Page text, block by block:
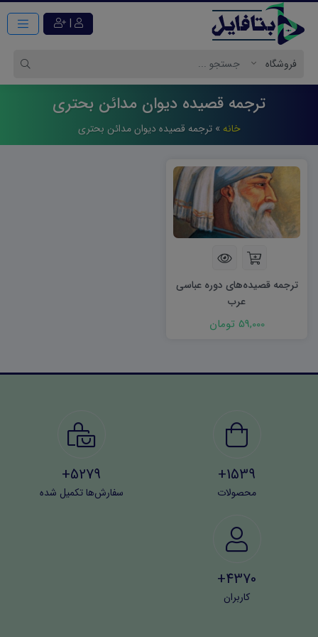
|
ترجمه قصیده دیوان مدائن بحتری
خانه »ترجمه قصیده دیوان مدائن بحتری
ترجمه قصیده‌های دوره عباسی
عرب
59,000 تومان
1539+
محصولات
5279+
سفارش‌ها تکمیل شده
4370+
کاربران